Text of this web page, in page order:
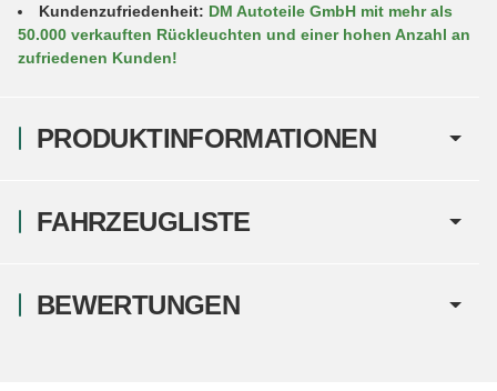
PRODUKTINFORMATIONEN
Kundenzufriedenheit: DM Autoteile GmbH mit mehr als
50.000 verkauften Rückleuchten und einer hohen Anzahl an
zufriedenen Kunden!
FAHRZEUGLISTE
BEWERTUNGEN